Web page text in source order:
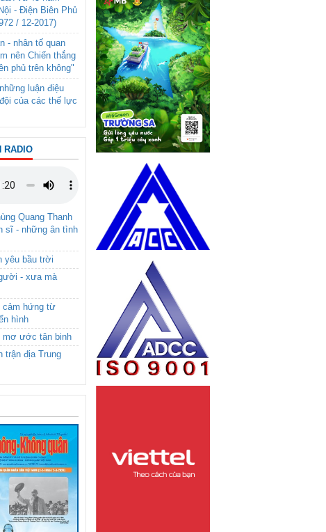
- Điện Biên Phủ
/ 12-2017)
- nhân tố quan
nên Chiến thắng
phủ trên không"
luận điệu
của các thế lực
RADIO
Quang Thanh
sĩ - những ân tình
yêu bầu trời
- xưa mà
cảm hứng từ
hình
mơ ước tân binh
trận địa Trung